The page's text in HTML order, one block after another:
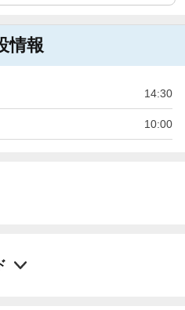
情報
14:30
10:00